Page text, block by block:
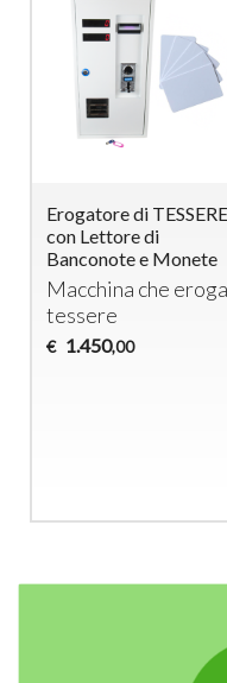
Distributore Capsule
Caffè NESPRESSO /
BORBONE con
Gettoniera elettronica
e lettore di tessere
ricaricabili
Distributore di